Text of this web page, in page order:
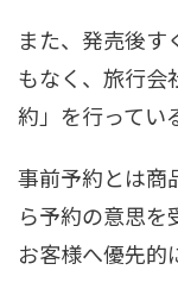
また、発売後
もなく、旅行会
約」を行ってい
事前予約とは商
ら予約の意思を
お客様へ優先的